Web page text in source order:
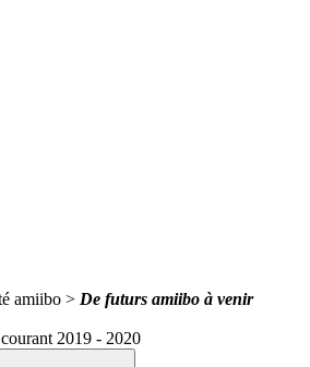
amiibo > De futurs amiibo à venir
2019 - 2020